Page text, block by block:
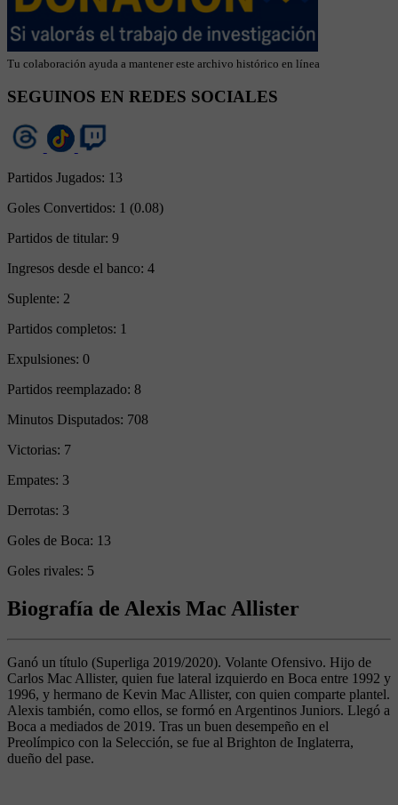
Tu colaboración ayuda a mantener este archivo histórico en línea
SEGUINOS EN REDES SOCIALES
Partidos Jugados: 13
Goles Convertidos: 1 (0.08)
Partidos de titular: 9
Ingresos desde el banco: 4
Suplente: 2
Partidos completos: 1
Expulsiones: 0
Partidos reemplazado: 8
Minutos Disputados: 708
Victorias: 7
Empates: 3
Derrotas: 3
Goles de Boca: 13
Goles rivales: 5
Biografía de Alexis Mac Allister
Ganó un título (Superliga 2019/2020). Volante Ofensivo. Hijo de
Carlos Mac Allister, quien fue lateral izquierdo en Boca entre 1992 y
1996, y hermano de Kevin Mac Allister, con quien comparte plantel.
Alexis también, como ellos, se formó en Argentinos Juniors. Llegó a
Boca a mediados de 2019. Tras un buen desempeño en el
Preolímpico con la Selección, se fue al Brighton de Inglaterra,
dueño del pase.